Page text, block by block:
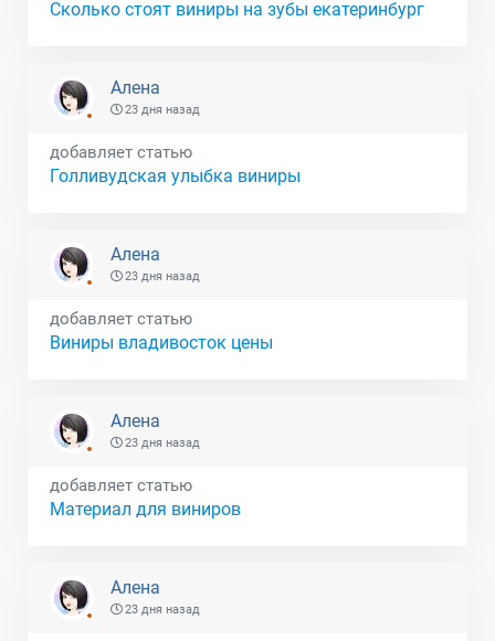
Сколько стоят виниры на зубы екатеринбург
Алена
23 дня назад
добавляет статью
Голливудская улыбка виниры
Алена
23 дня назад
добавляет статью
Виниры владивосток цены
Алена
23 дня назад
добавляет статью
Материал для виниров
Алена
23 дня назад